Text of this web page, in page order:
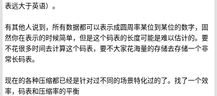
表远大于英语）。
有其他人说到，所有数据都可以表示成圆周率某位到某位的数字，固
然你在表示的时候简单，但是这个码表的长度可能是难以估计的。要
不花很多时间去计算这个码表，要不大家花海量的存储去存储一个非
常长码表。
现在的各种压缩都已经是针对过不同的场景特化过的了。找了一个效
率，码表和压缩率的平衡